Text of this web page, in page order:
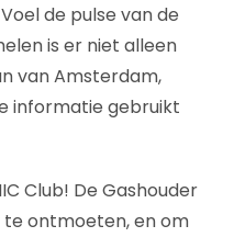
de pulse van de
is er niet alleen
van Amsterdam,
informatie gebruikt
Club! De Gashouder
te ontmoeten, en om